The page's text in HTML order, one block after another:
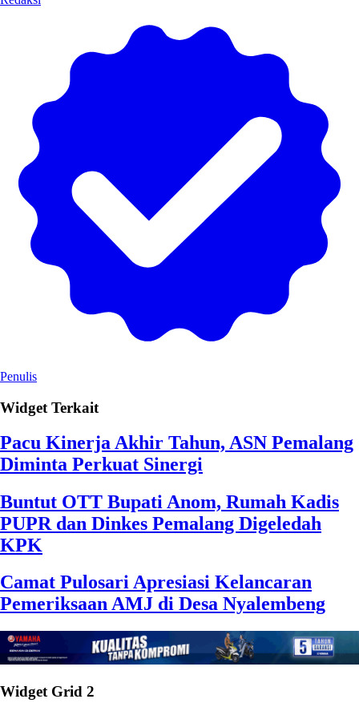
Penulis
Widget Terkait
Pacu Kinerja Akhir Tahun, ASN Pemalang
Diminta Perkuat Sinergi
Buntut OTT Bupati Anom, Rumah Kadis
PUPR dan Dinkes Pemalang Digeledah
KPK
Camat Pulosari Apresiasi Kelancaran
Pemeriksaan AMJ di Desa Nyalembeng
Widget Grid 2